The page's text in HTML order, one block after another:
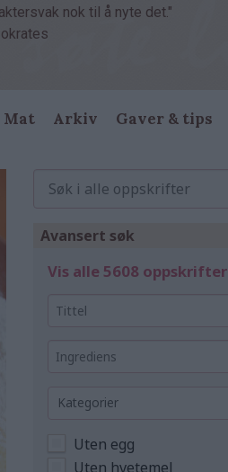
nok til å nyte det."
Mat Arkiv Gaver & tips
Avansert søk
Vis alle 5608 oppskrifter
Kategorier
Uten egg
Uten hvetemel